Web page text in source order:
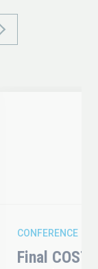
CONFERENCE
Final